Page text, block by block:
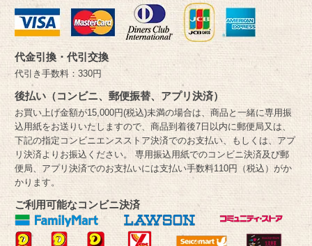
代金引換・代引交換
代引き手数料：330円
後払い（コンビニ、郵便振替、アプリ決済）
お買い上げ金額が15,000円(税込)未満の場合は、商品と一緒に専用振
込用紙をお送りいたしますので、商品到着後7日以内に郵便局又は、
下記の指定コンビニエンスストア決済でのお支払い、もしくは、アプ
リ決済よりお振込ください。 専用振込用紙でのコンビニ決済及び郵
便局、アプリ決済でのお支払いには支払い手数料110円（税込）がか
かります。
ご利用可能なコンビニ決済